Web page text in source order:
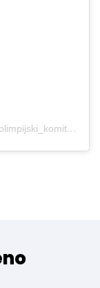
A post shared by Olimpijski komitet BiH (@olimpijski_komitet_bih)